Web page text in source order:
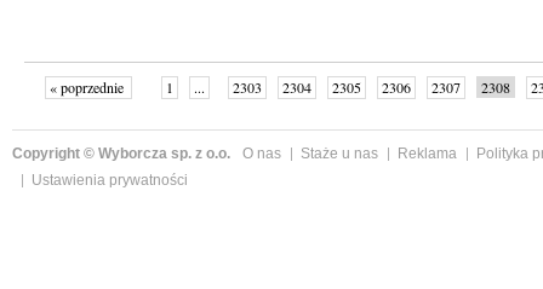
« poprzednie 1 ... 2303 2304 2305 2306 2307 2308
Copyright © Wyborcza sp. z o.o. O nas Staże u nas Reklama
Polityka
Ustawienia prywatności